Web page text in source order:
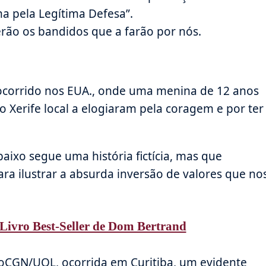
pela Legítima Defesa”.
os bandidos que a farão por nós.
nos EUA., onde uma menina de 12 anos
Xerife local a elogiaram pela coragem e por ter
segue uma história fictícia, mas que
ilustrar a absurda inversão de valores que
Best-Seller de Dom Bertrand
UOL, ocorrida em Curitiba, um evidente